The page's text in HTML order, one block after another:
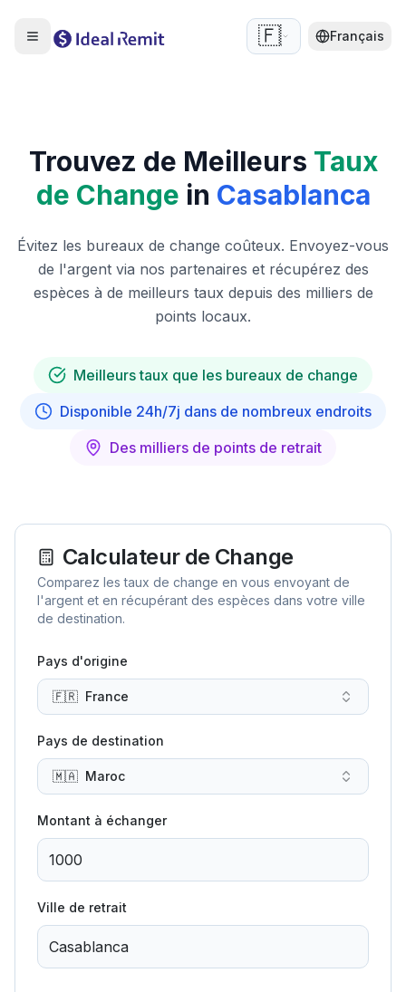
🇫🇷 Français
Trouvez de Meilleurs Taux
de Change in Casablanca
Évitez les bureaux de change coûteux. Envoyez-vous
de l'argent via nos partenaires et récupérez des
espèces à de meilleurs taux depuis des milliers de
points locaux.
Meilleurs taux que les bureaux de change
Disponible 24h/7j dans de nombreux endroits
Des milliers de points de retrait
Calculateur de Change
Comparez les taux de change en vous envoyant de
l'argent et en récupérant des espèces dans votre ville
de destination.
Pays d'origine
🇫🇷 France
Pays de destination
🇲🇦 Maroc
Montant à échanger
Ville de retrait